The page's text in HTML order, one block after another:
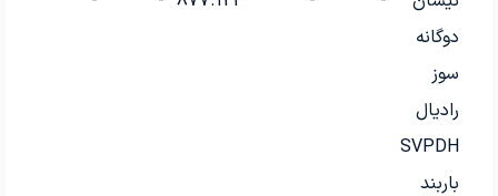
دوگانه
سوز
رادیال
SVPDH
باربند